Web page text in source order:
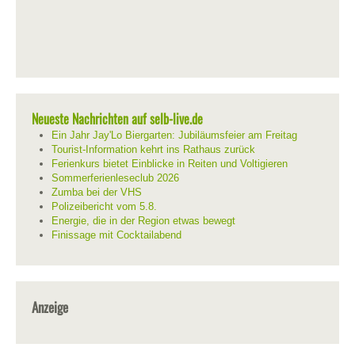
Neueste Nachrichten auf selb-live.de
Ein Jahr Jay'Lo Biergarten: Jubiläumsfeier am Freitag
Tourist-Information kehrt ins Rathaus zurück
Ferienkurs bietet Einblicke in Reiten und Voltigieren
Sommerferienleseclub 2026
Zumba bei der VHS
Polizeibericht vom 5.8.
Energie, die in der Region etwas bewegt
Finissage mit Cocktailabend
Anzeige